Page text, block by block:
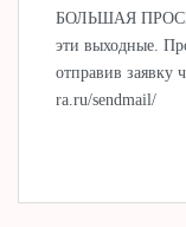
БОЛЬШАЯ
эти выходные.
отправив заявку
ra.ru/sendmail/